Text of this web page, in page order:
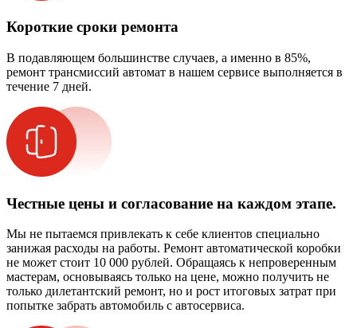
Короткие сроки ремонта
В подавляющем большинстве случаев, а именно в 85%,
ремонт трансмиссий автомат в нашем сервисе выполняется в
течение 7 дней.
Честные цены и согласование на каждом этапе.
Мы не пытаемся привлекать к себе клиентов специально
занижая расходы на работы. Ремонт автоматической коробки
не может стоит 10 000 рублей. Обращаясь к непроверенным
мастерам, основываясь только на цене, можно получить не
только дилетантский ремонт, но и рост итоговых затрат при
попытке забрать автомобиль с автосервиса.